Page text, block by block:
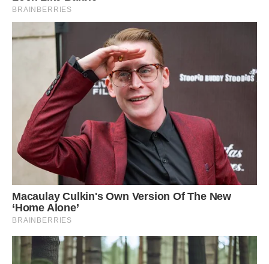
свободу. Ми обидва обрали свій шлях, і, мабуть, так воно
Я ніколи не хотів бути самотнім, але бути з братом, який
дивиться на мене як на ворога, — це теж не вихід. Кожна
зустріч з ними тепер нагадує мінне поле. Ніхто не знає,
коли вибухне нова претензія. Це виснажує фізично і
морально.